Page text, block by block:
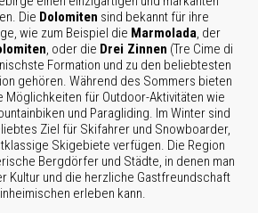
Die Dolomiten sind bekannt für ihre
wie zum Beispiel die Marmolada, der
, oder die Drei Zinnen (Tre Cime di
Formation und zu den beliebtesten
gehören. Während des Sommers bieten
Möglichkeiten für Outdoor-Aktivitäten wie
und Paragliding. Im Winter sind
Ziel für Skifahrer und Snowboarder,
Skigebiete verfügen. Die Region
Bergdörfer und Städte, in denen man
Kultur und die herzliche Gastfreundschaft
erleben kann.